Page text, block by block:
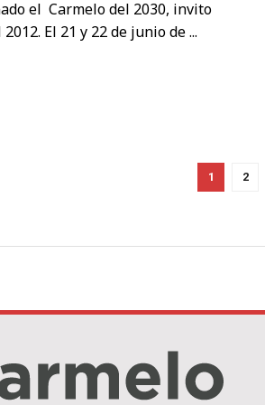
el Carmelo del 2030, invito
El 21 y 22 de junio de ...
1 2